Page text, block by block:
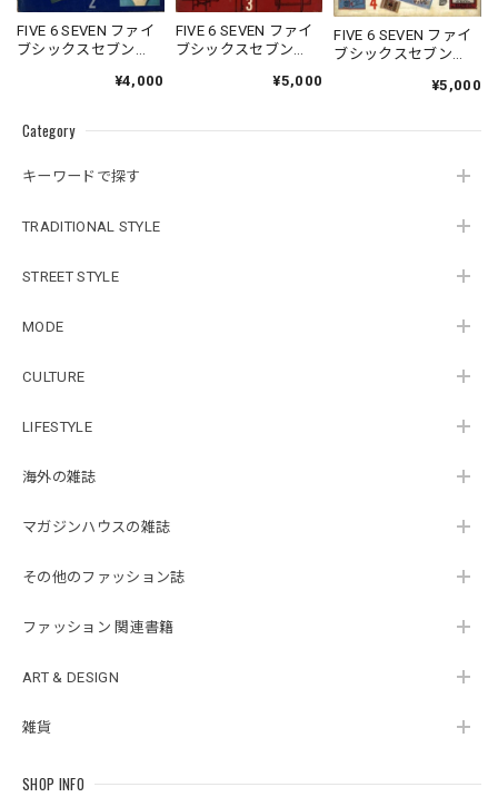
Category
キーワードで探す
TRADITIONAL STYLE
STREET STYLE
MODE
CULTURE
LIFESTYLE
海外の雑誌
マガジンハウスの雑誌
その他のファッション誌
ファッション 関連書籍
ART & DESIGN
雑貨
SHOP INFO
FIVE 6 SEVEN ファイ
ブシックスセブン
¥4,000
FIVE 6 SEVEN ファイ
ブシックスセブン
¥5,000
FIVE 6 SEVEN ファイ
ブシックスセブン
¥5,000